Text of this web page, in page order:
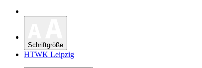
Schriftgröße
HTWK Leipzig